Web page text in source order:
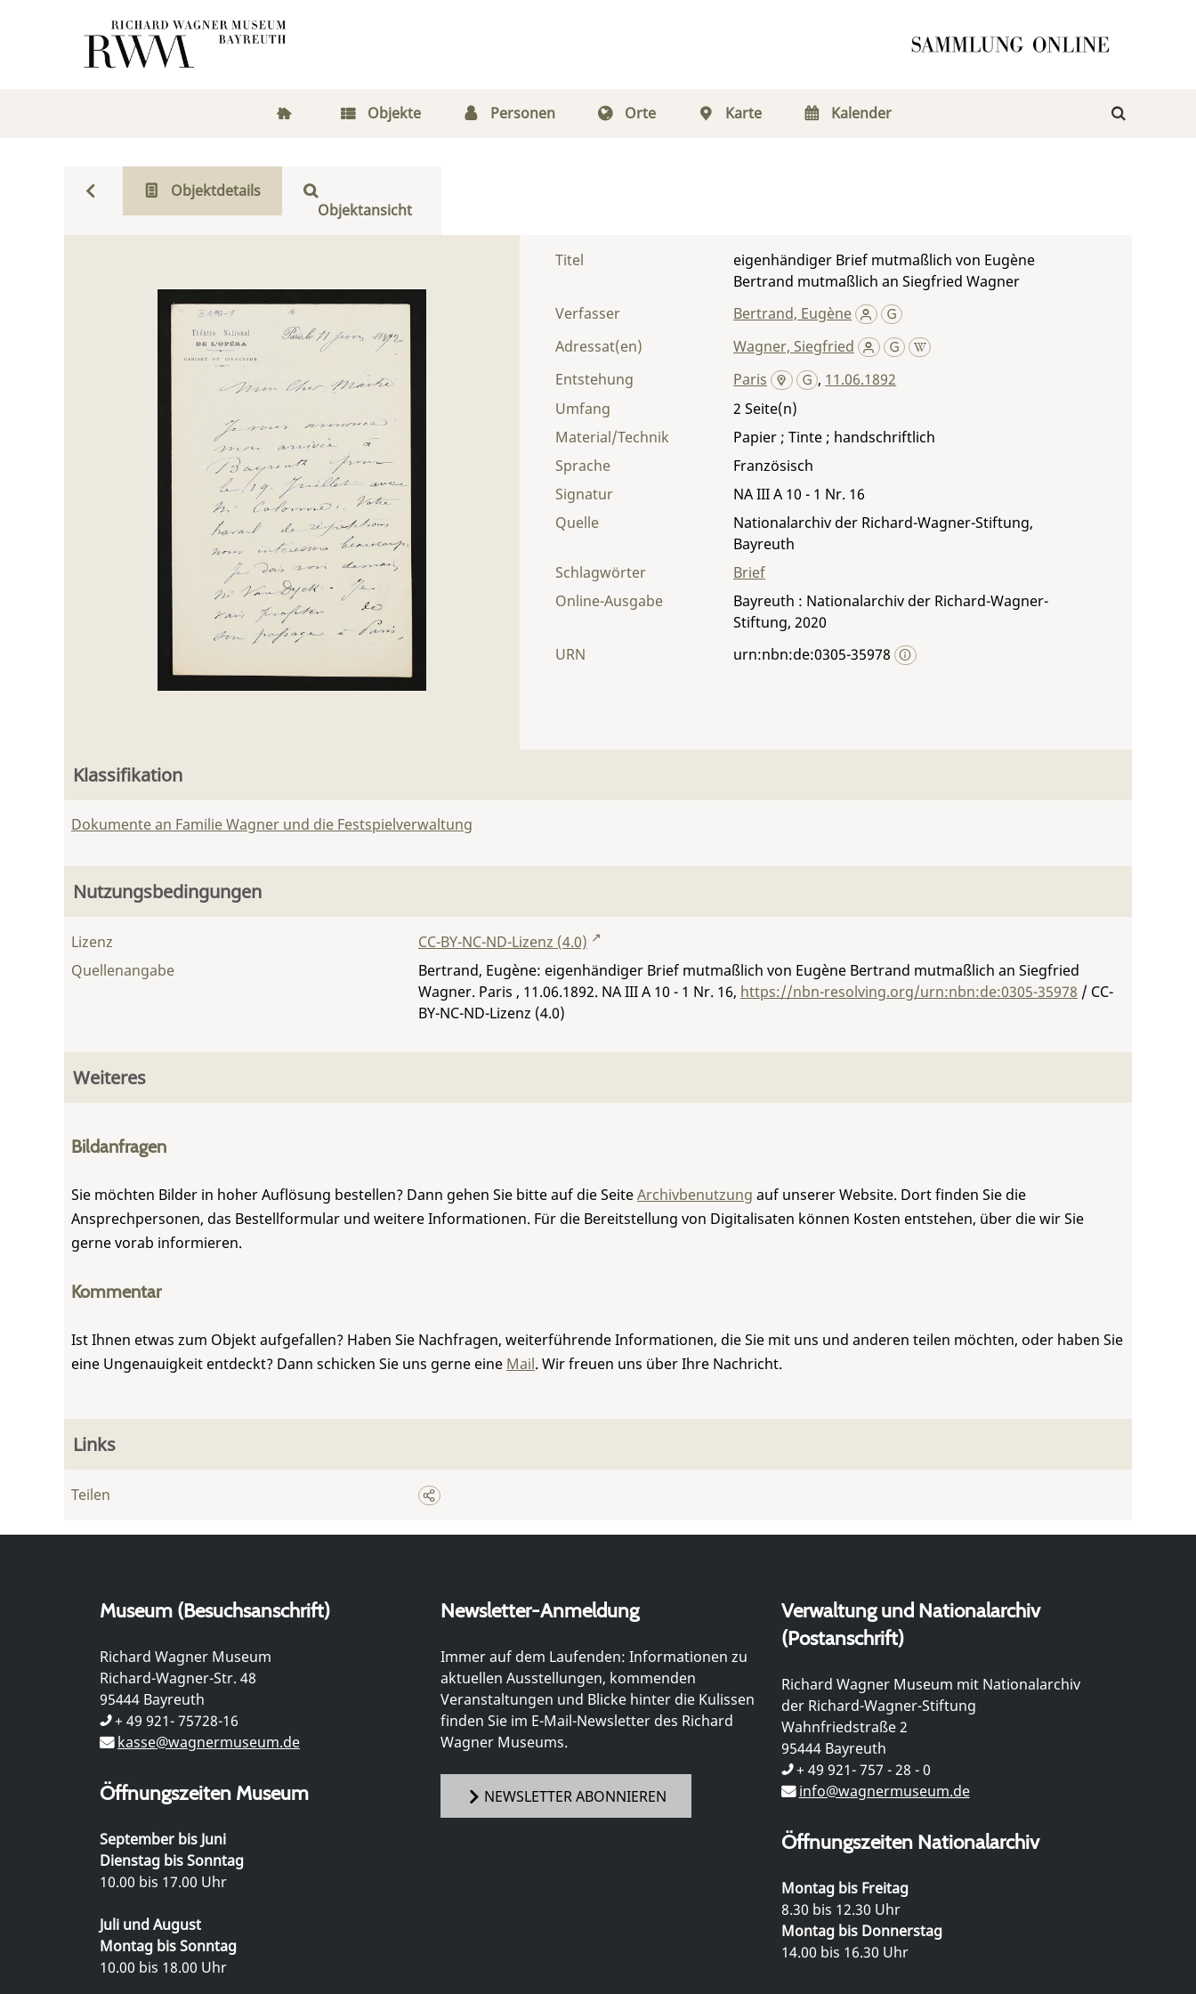
Objekte Personen Orte Karte Kalender
Objektdetails
Objektansicht
Titel
eigenhändiger Brief mutmaßlich von Eugène
Bertrand mutmaßlich an Siegfried Wagner
Verfasser
Bertrand, Eugène
Adressat(en)
Wagner, Siegfried
Entstehung
Paris , 11.06.1892
Umfang
2
Material/Technik
Papier ; Tinte ; handschriftlich
Sprache
Französisch
Signatur
NA III A 10 - 1 Nr. 16
Quelle
Nationalarchiv der Richard-Wagner-Stiftung,
Bayreuth
Schlagwörter
Brief
Online-Ausgabe
Bayreuth : Nationalarchiv der Richard-Wagner-
Stiftung, 2020
URN
urn:nbn:de:0305-35978
Klassifikation
Dokumente an Familie Wagner und die Festspielverwaltung
Nutzungsbedingungen
Lizenz
CC-BY-NC-ND-Lizenz (4.0)
Quellenangabe
Bertrand, Eugène: eigenhändiger Brief mutmaßlich von Eugène Bertrand mutmaßlich an Siegfried
Wagner. Paris , 11.06.1892. NA III A 10 - 1 Nr. 16, https://nbn-resolving.org/urn:nbn:de:0305-35978 / CC-
BY-NC-ND-Lizenz (4.0)
Weiteres
Bildanfragen
Sie möchten Bilder in hoher Auflösung bestellen? Dann gehen Sie bitte auf die SeiteArchivbenutzung auf unserer Website. Dort finden Sie die
Ansprechpersonen, das Bestellformular und weitere Informationen. Für die Bereitstellung von Digitalisaten können Kosten entstehen, über die wir Sie
gerne vorab informieren.
Kommentar
Ist Ihnen etwas zum Objekt aufgefallen? Haben Sie Nachfragen, weiterführende Informationen, die Sie mit uns und anderen teilen möchten, oder haben Sie
eine Ungenauigkeit entdeckt? Dann schicken Sie uns gerne eine Mail. Wir freuen uns über Ihre Nachricht.
Links
Teilen
Museum (Besuchsanschrift)
Richard Wagner Museum
Richard-Wagner-Str. 48
95444 Bayreuth
+ 49 921- 75728-16
kasse@wagnermuseum.de
Öffnungszeiten Museum
September bis Juni
Dienstag bis Sonntag
10.00 bis 17.00 Uhr
Juli und August
Montag bis Sonntag
10.00 bis 18.00 Uhr
Newsletter-Anmeldung
Immer auf dem Laufenden: Informationen zu
aktuellen Ausstellungen, kommenden
Veranstaltungen und Blicke hinter die Kulissen
finden Sie im E-Mail-Newsletter des Richard
Wagner Museums.
NEWSLETTER ABONNIEREN
Verwaltung und Nationalarchiv
(Postanschrift)
Richard Wagner Museum mit Nationalarchiv
der Richard-Wagner-Stiftung
Wahnfriedstraße 2
95444 Bayreuth
+ 49 921- 757 - 28 - 0
info@wagnermuseum.de
Öffnungszeiten Nationalarchiv
Montag bis Freitag
8.30 bis 12.30 Uhr
Montag bis Donnerstag
14.00 bis 16.30 Uhr